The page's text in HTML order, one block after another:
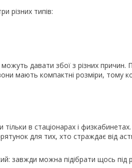
різних типів:
давати збої з різних причин.
мають компактні розміри, тому
в стаціонарах і
для тих, хто страждає від
завжди можна підібрати щось під